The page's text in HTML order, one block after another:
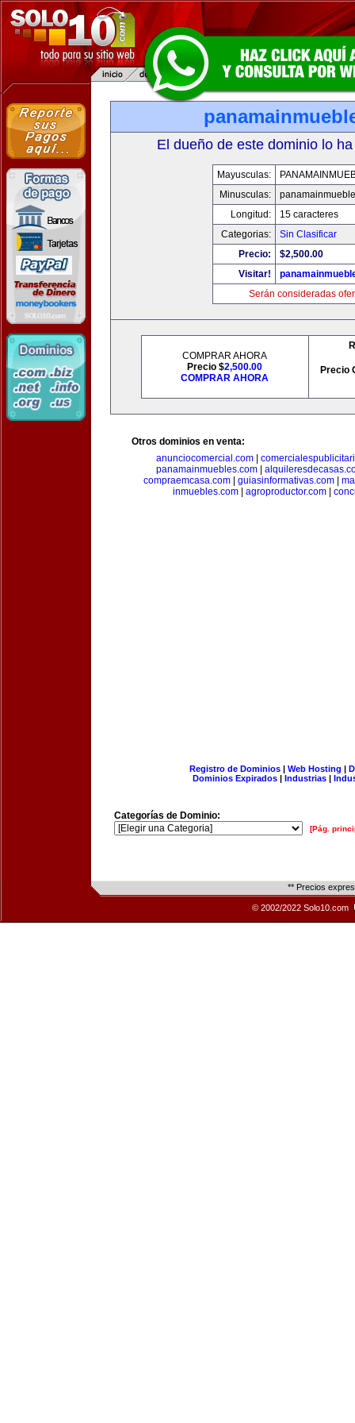
El dueño de este dominio lo
Mayusculas:
Minusculas:
Longitud:
15 caracteres
Categorias:
Sin Clasificar
Precio:
$2,500.00
Visitar!
Serán consideradas
COMPRAR AHORA
Precio $2,500.00
COMPRAR AHORA
Precio
Otros dominios en venta:
anunciocomercial.com
panamainmuebles.com|
compraemcasa.com
guiasinformativas.com
inmuebles.com
agroproductor.com
Registro de Dominios| Web Hosting |
Dominios Expirados | Industrias |
Categorías de Dominio:
[Pág.
** Precios
© 2002/2022 Solo10.com